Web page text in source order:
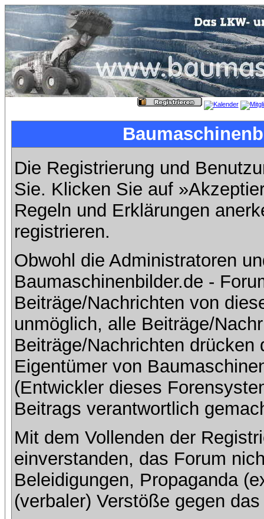
Die Registrierung und
Sie. Klicken Sie auf
Regeln und Erklärungen
registrieren.
Obwohl die Administratoren
Baumaschinenbilder.de -
Beiträge/Nachrichten von
unmöglich, alle Beiträge/
Beiträge/Nachrichten
Eigentümer von
(Entwickler dieses
Beitrags verantwortlich
Mit dem Vollenden der
einverstanden, das Forum
Beleidigungen, Propaganda
(verbaler) Verstöße gegen